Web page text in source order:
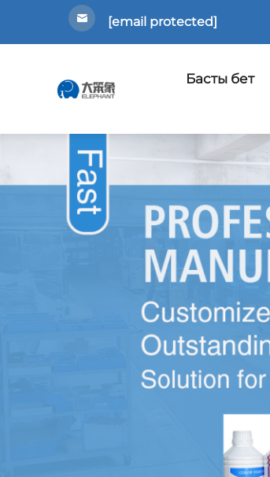
[email protected]
Басты бет